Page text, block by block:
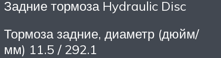
Задние тормоза Hydraulic Disc
Тормоза задние, диаметр (дюйм/
мм) 11.5 / 292.1